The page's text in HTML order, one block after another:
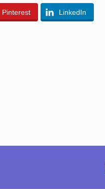
Pinterest LinkedIn